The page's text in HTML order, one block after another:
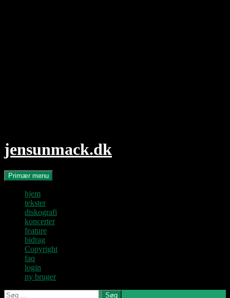
jensunmack.dk
Søg
Primær menu
hjem
tekster
diskografi
koncerter
feature
bidrag
Copyright
faq
login
ny bruger
Søg